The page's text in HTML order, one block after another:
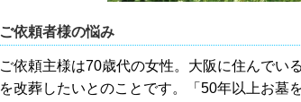
ご依頼者様の悩み
ご依頼主様は70歳代の女性。大阪に住んでい
を改葬したいとのことです。「50年以上お墓